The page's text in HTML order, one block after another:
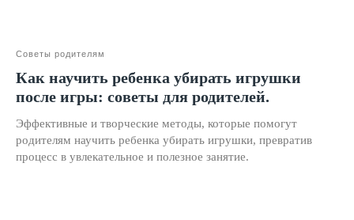
Советы родителям
Как научить ребенка убирать игрушки
после игры: советы для родителей.
Эффективные и творческие методы, которые помогут
родителям научить ребенка убирать игрушки, превратив
процесс в увлекательное и полезное занятие.
Лицензия на образование
Тарифы